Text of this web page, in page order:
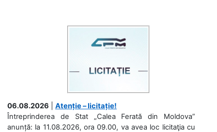
06.08.2026
Atenție – licitație!
Întreprinderea de Stat „Calea Ferată din Moldova”
anunță: la 11.08.2026, ora 09.00, va avea loc licitaţia cu